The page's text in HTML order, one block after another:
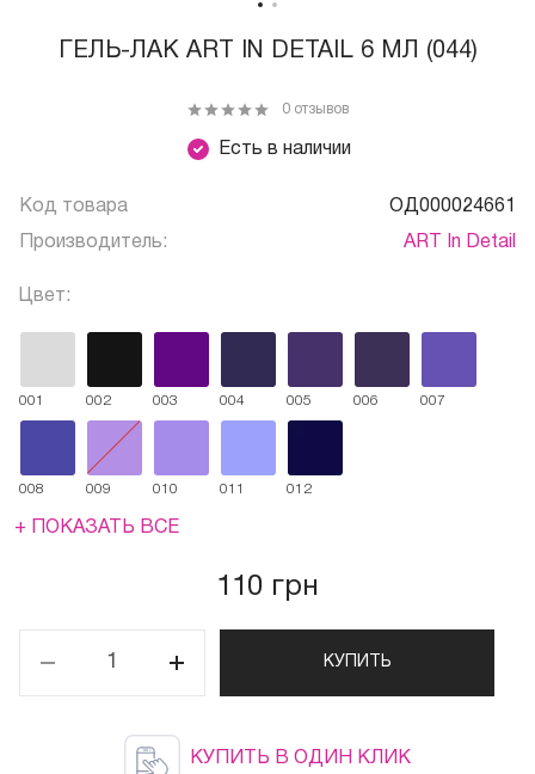
ГЕЛЬ-ЛАК ART IN DETAIL 6 МЛ (044)
Есть в наличии
0 отзывов
Код товара ОД000024661
Производитель: ART In Detail
Цвет:
001 002 003 004 005 006 007
008 009 010 011 012
+ ПОКАЗАТЬ ВСЕ
110 грн
КУПИТЬ
КУПИТЬ В ОДИН КЛИК